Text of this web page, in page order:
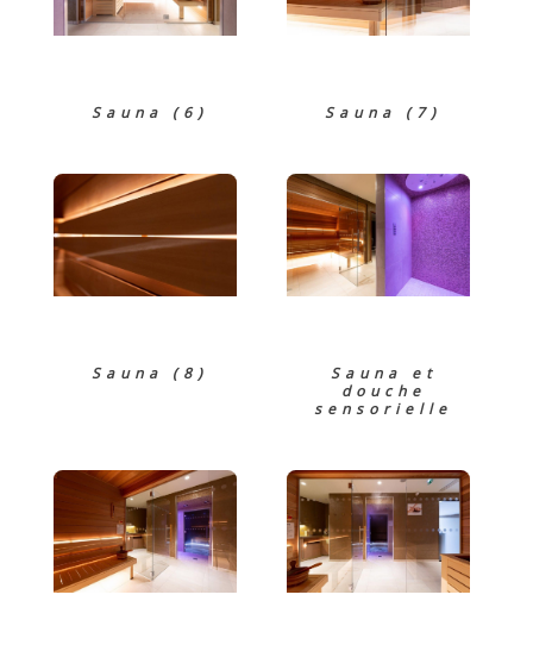
Sauna (6) Sauna (7)
Sauna (8)
Sauna et
douche
sensorielle